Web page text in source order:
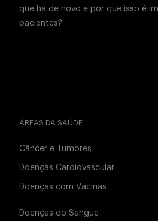
que há de novo e por que isso é
pacientes?
ÁREAS DA SAÚDE
Câncer e Tumores
Doenças Cardiovascular
Doenças com Vacinas
Doenças do Sangue